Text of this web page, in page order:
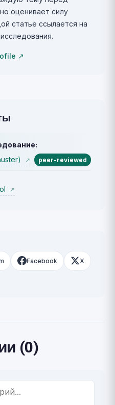
оценивает силу
статье ссылается на
↗
↗ peer-reviewed
↗
Facebook X
(0)